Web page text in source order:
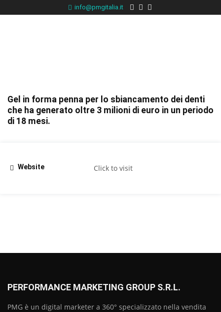
info@pmgitalia.it
Gel in forma penna per lo sbiancamento dei denti
che ha generato oltre 3 milioni di euro in un periodo
di 18 mesi.
Website Click to visit
PERFORMANCE MARKETING GROUP S.R.L.
PMG è un digital marketer a 360° specializzato nella vendita